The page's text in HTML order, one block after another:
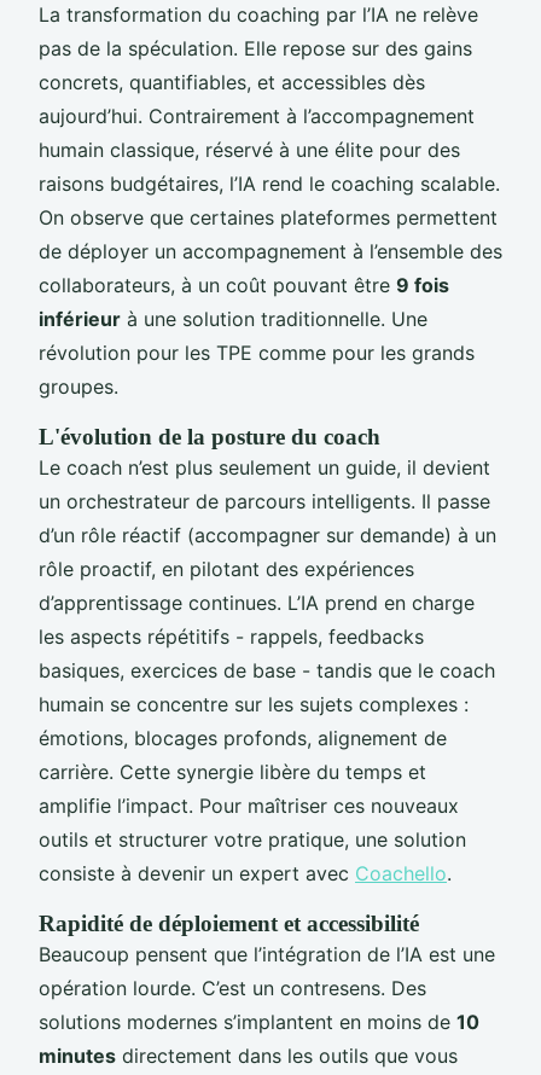
La transformation du coaching par l’IA ne relève
pas de la spéculation. Elle repose sur des gains
concrets, quantifiables, et accessibles dès
aujourd’hui. Contrairement à l’accompagnement
humain classique, réservé à une élite pour des
raisons budgétaires, l’IA rend le coaching scalable.
On observe que certaines plateformes permettent
de déployer un accompagnement à l’ensemble des
collaborateurs, à un coût pouvant être 9 fois
inférieur à une solution traditionnelle. Une
révolution pour les TPE comme pour les grands
groupes.
L'évolution de la posture du coach
Le coach n’est plus seulement un guide, il devient
un orchestrateur de parcours intelligents. Il passe
d’un rôle réactif (accompagner sur demande) à un
rôle proactif, en pilotant des expériences
d’apprentissage continues. L’IA prend en charge
les aspects répétitifs - rappels, feedbacks
basiques, exercices de base - tandis que le coach
humain se concentre sur les sujets complexes :
émotions, blocages profonds, alignement de
carrière. Cette synergie libère du temps et
amplifie l’impact. Pour maîtriser ces nouveaux
outils et structurer votre pratique, une solution
consiste à devenir un expert avec Coachello.
Rapidité de déploiement et accessibilité
Beaucoup pensent que l’intégration de l’IA est une
opération lourde. C’est un contresens. Des
solutions modernes s’implantent en moins de 10
minutes directement dans les outils que vous